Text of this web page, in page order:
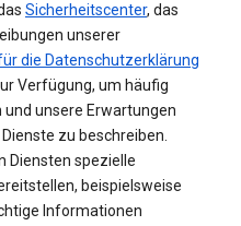
Sicherheitscenter, das
unserer
die Datenschutzerklärung
Verfügung, um häufig
unsere Erwartungen
zu beschreiben.
Diensten spezielle
beispielsweise
Informationen